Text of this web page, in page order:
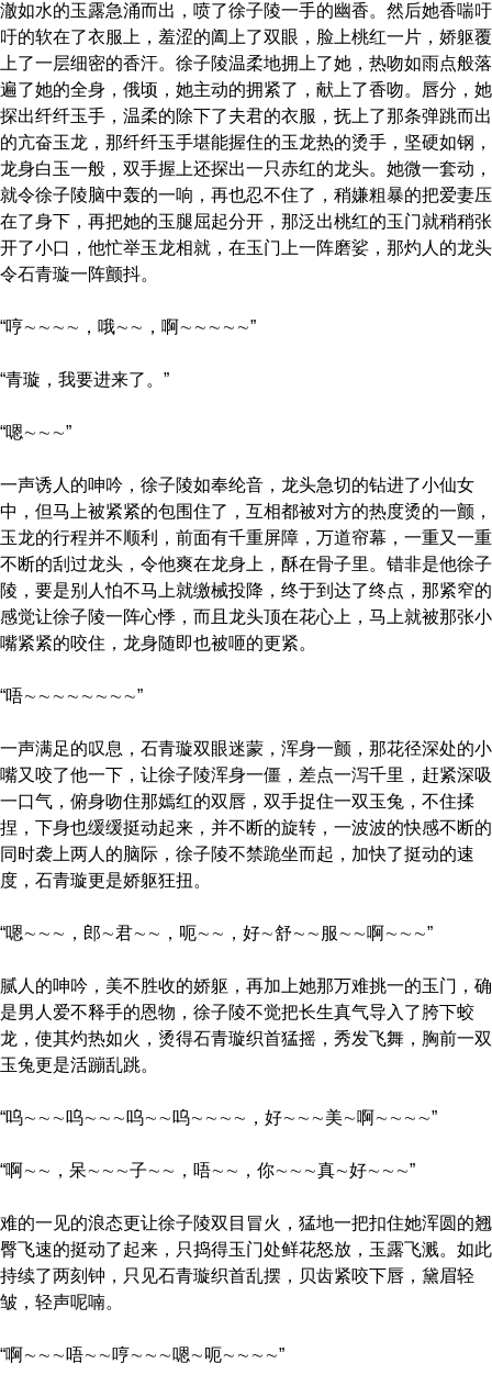
澈如水的玉露急涌而出，喷了徐子陵一手的幽香。然后她香喘吁
吁的软在了衣服上，羞涩的阖上了双眼，脸上桃红一片，娇躯覆
上了一层细密的香汗。徐子陵温柔地拥上了她，热吻如雨点般落
遍了她的全身，俄顷，她主动的拥紧了，献上了香吻。唇分，她
探出纤纤玉手，温柔的除下了夫君的衣服，抚上了那条弹跳而出
的亢奋玉龙，那纤纤玉手堪能握住的玉龙热的烫手，坚硬如钢，
龙身白玉一般，双手握上还探出一只赤红的龙头。她微一套动，
就令徐子陵脑中轰的一响，再也忍不住了，稍嫌粗暴的把爱妻压
在了身下，再把她的玉腿屈起分开，那泛出桃红的玉门就稍稍张
开了小口，他忙举玉龙相就，在玉门上一阵磨娑，那灼人的龙头
令石青璇一阵颤抖。
“哼∼∼∼∼，哦∼∼，啊∼∼∼∼∼”
“青璇，我要进来了。”
“嗯∼∼∼”
一声诱人的呻吟，徐子陵如奉纶音，龙头急切的钻进了小仙女
中，但马上被紧紧的包围住了，互相都被对方的热度烫的一颤，
玉龙的行程并不顺利，前面有千重屏障，万道帘幕，一重又一重
不断的刮过龙头，令他爽在龙身上，酥在骨子里。错非是他徐子
陵，要是别人怕不马上就缴械投降，终于到达了终点，那紧窄的
感觉让徐子陵一阵心悸，而且龙头顶在花心上，马上就被那张小
嘴紧紧的咬住，龙身随即也被咂的更紧。
“唔∼∼∼∼∼∼∼∼”
一声满足的叹息，石青璇双眼迷蒙，浑身一颤，那花径深处的小
嘴又咬了他一下，让徐子陵浑身一僵，差点一泻千里，赶紧深吸
一口气，俯身吻住那嫣红的双唇，双手捉住一双玉兔，不住揉
捏，下身也缓缓挺动起来，并不断的旋转，一波波的快感不断的
同时袭上两人的脑际，徐子陵不禁跪坐而起，加快了挺动的速
度，石青璇更是娇躯狂扭。
“嗯∼∼∼，郎∼君∼∼，呃∼∼，好∼舒∼∼服∼∼啊∼∼∼”
腻人的呻吟，美不胜收的娇躯，再加上她那万难挑一的玉门，确
是男人爱不释手的恩物，徐子陵不觉把长生真气导入了胯下蛟
龙，使其灼热如火，烫得石青璇织首猛摇，秀发飞舞，胸前一双
玉兔更是活蹦乱跳。
“呜∼∼∼呜∼∼∼呜∼∼呜∼∼∼∼，好∼∼∼美∼啊∼∼∼∼”
“啊∼∼，呆∼∼∼子∼∼，唔∼∼，你∼∼∼真∼好∼∼∼”
难的一见的浪态更让徐子陵双目冒火，猛地一把扣住她浑圆的翘
臀飞速的挺动了起来，只捣得玉门处鲜花怒放，玉露飞溅。如此
持续了两刻钟，只见石青璇织首乱摆，贝齿紧咬下唇，黛眉轻
皱，轻声呢喃。
“啊∼∼∼唔∼∼哼∼∼∼嗯∼呃∼∼∼∼”